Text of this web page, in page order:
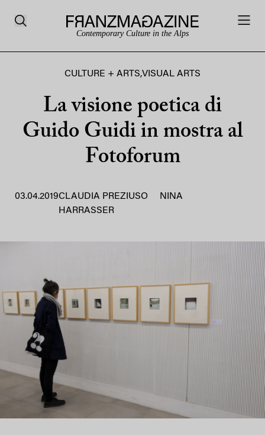
Contemporary Culture in the Alps
CULTURE + ARTS,VISUAL ARTS
La visione poetica di
Guido Guidi in mostra al
Fotoforum
03.04.2019CLAUDIA PREZIUSO
NINA
HARRASSER